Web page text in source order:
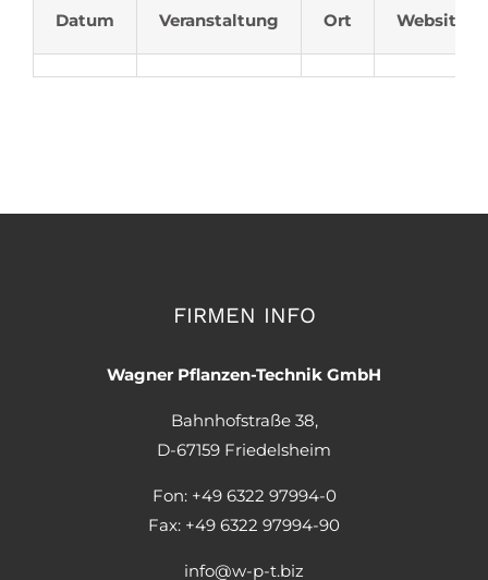
Datum Veranstaltung Ort Website
FIRMEN INFO
Wagner Pflanzen-Technik GmbH
Bahnhofstraße 38,
D-67159 Friedelsheim
Fon: +49 6322 97994-0
Fax: +49 6322 97994-90
info@w-p-t.biz